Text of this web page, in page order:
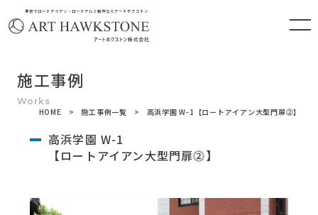
東京でロートアイアン・ロートアルミ製作ならアートホクストン
施工事例
HOME 施工事例一覧 高浜学園 W-1【ロートアイアン大型門扉⓶】
高浜学園 W-1
【ロートアイアン大型門扉⓶】